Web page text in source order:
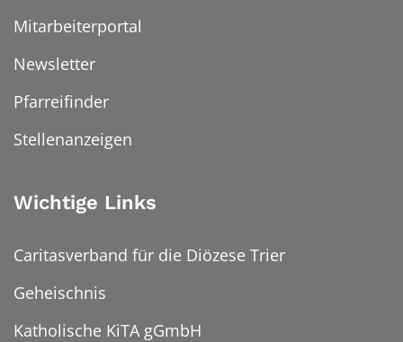
Mitarbeiterportal
Newsletter
Pfarreifinder
Stellenanzeigen
Wichtige Links
Caritasverband für die Diözese Trier
Geheischnis
Katholische KiTA gGmbH